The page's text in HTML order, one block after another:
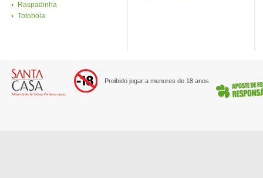
Raspadinha
Totobola
Proibido jogar a menores de 18 anos